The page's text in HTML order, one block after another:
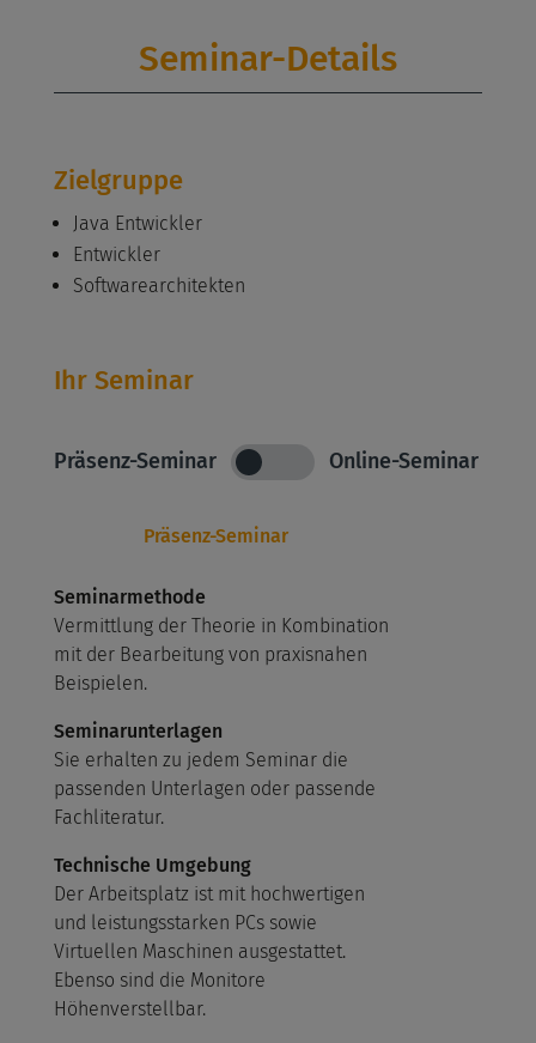
Seminar-Details
Zielgruppe
Java Entwickler
Entwickler
Softwarearchitekten
Ihr Seminar
Präsenz-Seminar Online-Seminar
Präsenz-Seminar
Seminarmethode
Vermittlung der Theorie in Kombination
mit der Bearbeitung von praxisnahen
Beispielen.
Seminarunterlagen
Sie erhalten zu jedem Seminar die
passenden Unterlagen oder passende
Fachliteratur.
Technische Umgebung
Der Arbeitsplatz ist mit hochwertigen
und leistungsstarken PCs sowie
Virtuellen Maschinen ausgestattet.
Ebenso sind die Monitore
Höhenverstellbar.